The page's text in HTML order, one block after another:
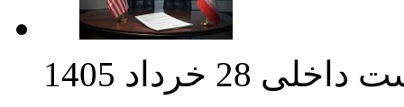
داخلی 28 خرداد 1405